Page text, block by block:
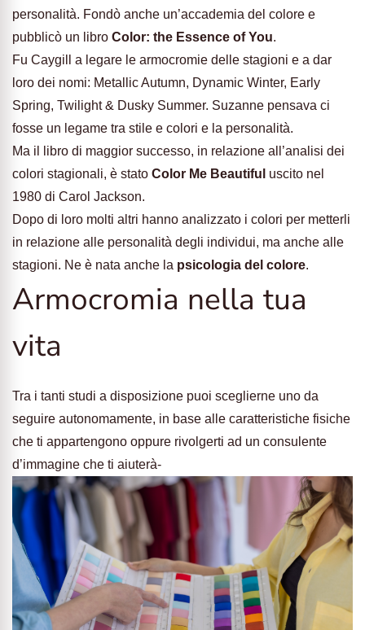
personalità. Fondò anche un’accademia del colore e
pubblicò un libro Color: the Essence of You.
Fu Caygill a legare le armocromie delle stagioni e a dar
loro dei nomi: Metallic Autumn, Dynamic Winter, Early
Spring, Twilight & Dusky Summer. Suzanne pensava ci
fosse un legame tra stile e colori e la personalità.
Ma il libro di maggior successo, in relazione all’analisi dei
colori stagionali, è stato Color Me Beautiful uscito nel
1980 di Carol Jackson.
Dopo di loro molti altri hanno analizzato i colori per metterli
in relazione alle personalità degli individui, ma anche alle
stagioni. Ne è nata anche la psicologia del colore.
Armocromia nella tua
vita
Tra i tanti studi a disposizione puoi sceglierne uno da
seguire autonomamente, in base alle caratteristiche fisiche
che ti appartengono oppure rivolgerti ad un consulente
d’immagine che ti aiuterà-